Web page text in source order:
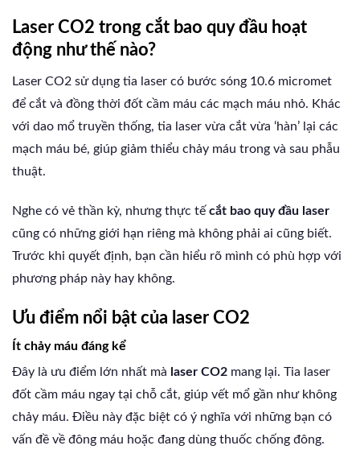
Laser CO2 trong cắt bao quy đầu hoạt
động như thế nào?
Laser CO2 sử dụng tia laser có bước sóng 10.6 micromet
để cắt và đồng thời đốt cầm máu các mạch máu nhỏ. Khác
với dao mổ truyền thống, tia laser vừa cắt vừa ‘hàn’ lại các
mạch máu bé, giúp giảm thiểu chảy máu trong và sau phẫu
thuật.
Nghe có vẻ thần kỳ, nhưng thực tế cắt bao quy đầu laser
cũng có những giới hạn riêng mà không phải ai cũng biết.
Trước khi quyết định, bạn cần hiểu rõ mình có phù hợp với
phương pháp này hay không.
Ưu điểm nổi bật của laser CO2
Ít chảy máu đáng kể
Đây là ưu điểm lớn nhất mà laser CO2 mang lại. Tia laser
đốt cầm máu ngay tại chỗ cắt, giúp vết mổ gần như không
chảy máu. Điều này đặc biệt có ý nghĩa với những bạn có
vấn đề về đông máu hoặc đang dùng thuốc chống đông.